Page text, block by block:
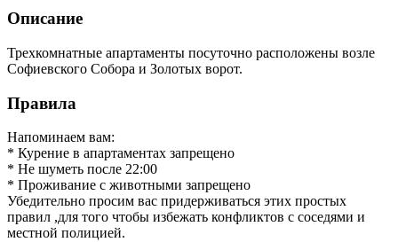
Описание
Трехкомнатные апартаменты посуточно расположены возле
Софиевского Собора и Золотых ворот.
Правила
Напоминаем вам:
* Курение в апартаментах запрещено
* Не шуметь после 22:00
* Проживание с животными запрещено
Убедительно просим вас придерживаться этих простых
правил ,для того чтобы избежать конфликтов с соседями и
местной полицией.